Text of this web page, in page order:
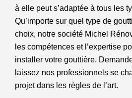
à elle peut s’adaptée à tous les
Qu’importe sur quel type de
choix, notre société Michel
les compétences et l’expertise
installer votre gouttière.
laissez nos professionnels se
projet dans les règles de l’art.